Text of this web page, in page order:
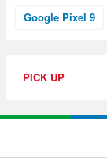
Google Pixel 9
PICK UP